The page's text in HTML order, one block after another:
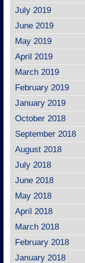
July 2019
June 2019
May 2019
April 2019
March 2019
February 2019
January 2019
October 2018
September 2018
August 2018
July 2018
June 2018
May 2018
April 2018
March 2018
February 2018
January 2018